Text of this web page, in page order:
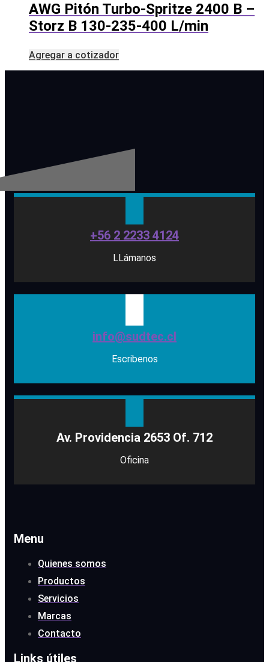
AWG Pitón Turbo-Spritze 2400 B –
Storz B 130-235-400 L/min
Agregar a cotizador
+56 2 2233 4124
LLámanos
info@sudtec.cl
Escribenos
Av. Providencia 2653 Of. 712
Oficina
Menu
Quienes somos
Productos
Servicios
Marcas
Contacto
Links útiles